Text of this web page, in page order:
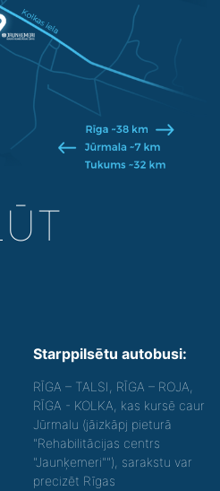
Starppilsētu autobusi:
RĪGA – TALSI, RĪGA – ROJA,
RĪGA - KOLKA, kas kursē caur
Jūrmalu (jāizkāpj pieturā
"Rehabilitācijas centrs
"Jaunķemeri""), sarakstu var
precizēt Rīgas